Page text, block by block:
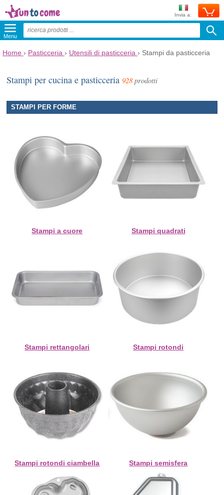
Invia a:
Menu
Home › Pasticceria › Utensili di pasticceria › Stampi da pasticceria
Stampi per cucina e pasticceria928 prodotti
STAMPI PER FORME
Stampi a cuore Stampi quadrati
Stampi rettangolari Stampi rotondi
Stampi rotondi ciambella Stampi semisfera